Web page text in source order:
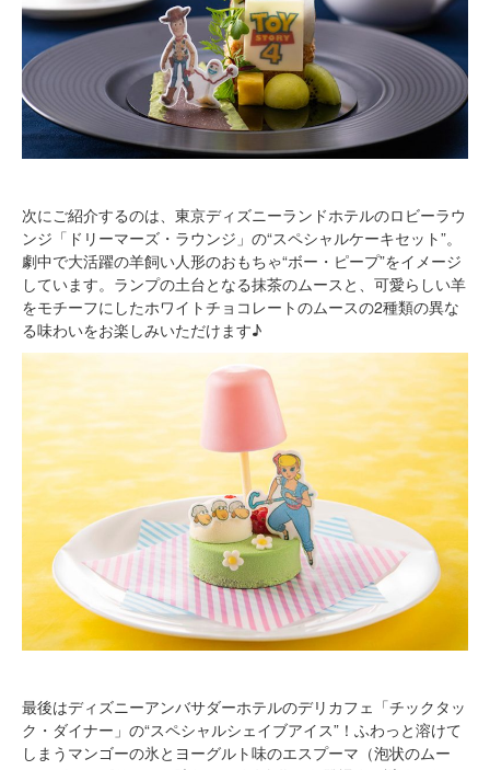
次にご紹介するのは、東京ディズニーランドホテルのロビーラウ
ンジ「ドリーマーズ・ラウンジ」の“スペシャルケーキセット”。
劇中で大活躍の羊飼い人形のおもちゃ“ボー・ピープ”をイメージ
しています。ランプの土台となる抹茶のムースと、可愛らしい羊
をモチーフにしたホワイトチョコレートのムースの2種類の異な
る味わいをお楽しみいただけます♪
最後はディズニーアンバサダーホテルのデリカフェ「チックタッ
ク・ダイナー」の“スペシャルシェイブアイス”！ふわっと溶けて
しまうマンゴーの氷とヨーグルト味のエスプーマ（泡状のムー